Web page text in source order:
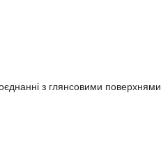
з глянсовими поверхнями.